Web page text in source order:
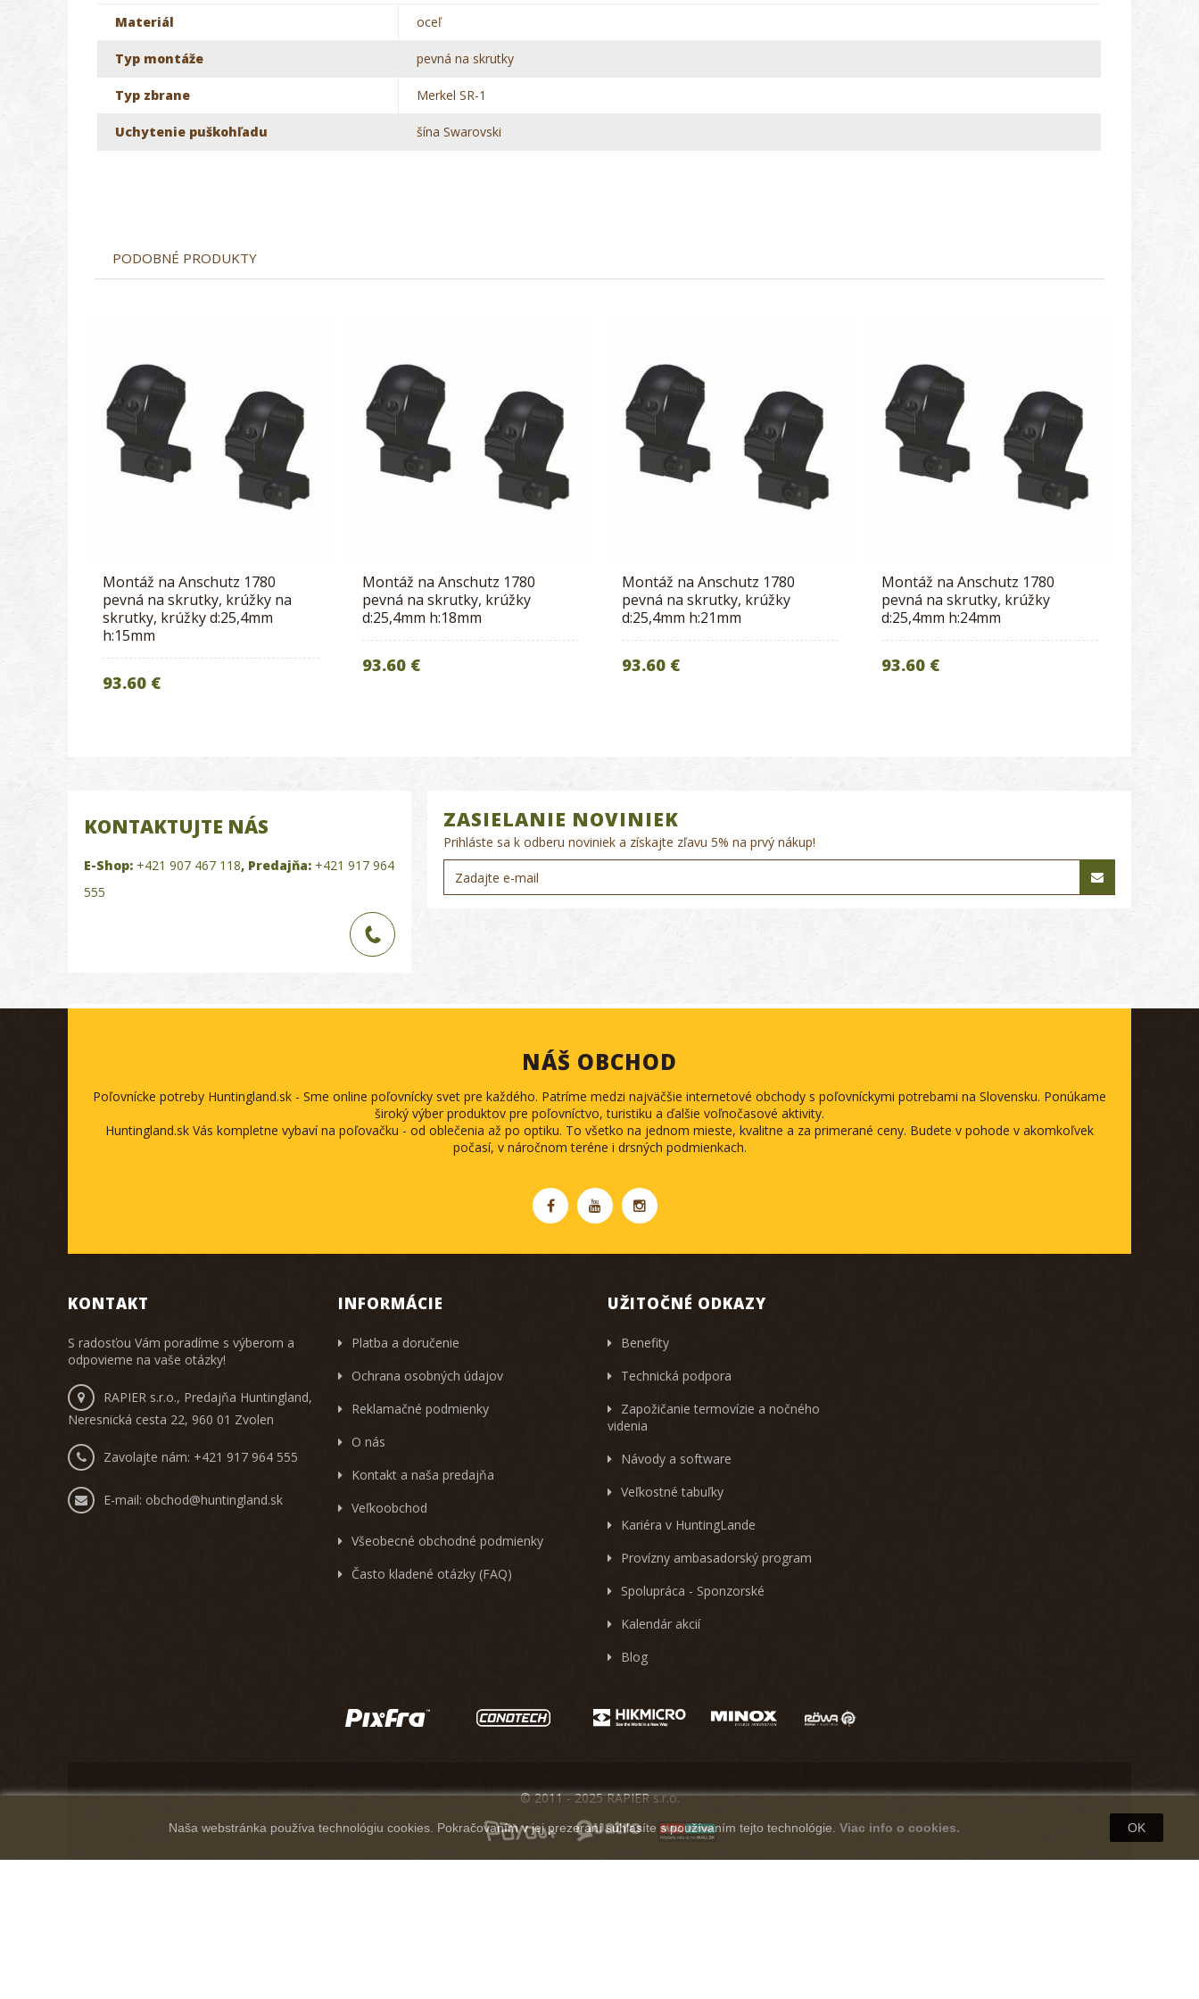
Materiál oceľ
Typ montáže pevná na skrutky
Typ zbrane Merkel SR-1
Uchytenie puškohľadu šína Swarovski
PODOBNÉ PRODUKTY
Montáž na Anschutz 1780
pevná na skrutky, krúžky na
skrutky, krúžky d:25,4mm
h:15mm
93.60 €
Montáž na Anschutz 1780
pevná na skrutky, krúžky
d:25,4mm h:18mm
93.60 €
Montáž na Anschutz 1780
pevná na skrutky, krúžky
d:25,4mm h:21mm
93.60 €
Montáž na Anschutz 1780
pevná na skrutky, krúžky
d:25,4mm h:24mm
93.60 €
KONTAKTUJTE NÁS
E-Shop: +421 907 467 118, Predajňa: +421 917 964
555
ZASIELANIE NOVINIEK
Prihláste sa k odberu noviniek a získajte zľavu 5% na prvý nákup!
NÁŠ OBCHOD
Poľovnícke potreby Huntingland.sk - Sme online poľovnícky svet pre každého. Patríme medzi najväčšie internetové obchody s poľovníckymi potrebami na Slovensku. Ponúkame
široký výber produktov pre poľovníctvo, turistiku a ďalšie voľnočasové aktivity.
Huntingland.sk Vás kompletne vybaví na poľovačku - od oblečenia až po optiku. To všetko na jednom mieste, kvalitne a za primerané ceny. Budete v pohode v akomkoľvek
počasí, v náročnom teréne i drsných podmienkach.
KONTAKT
S radosťou Vám poradíme s výberom a
odpovieme na vaše otázky!
RAPIER s.r.o., Predajňa Huntingland,
Neresnická cesta 22, 960 01 Zvolen
Zavolajte nám: +421 917 964 555
E-mail: obchod@huntingland.sk
INFORMÁCIE
Platba a doručenie
Ochrana osobných údajov
Reklamačné podmienky
O nás
Kontakt a naša predajňa
Veľkoobchod
Všeobecné obchodné podmienky
Často kladené otázky (FAQ)
UŽITOČNÉ ODKAZY
Benefity
Technická podpora
Zapožičanie termovízie a nočného
videnia
Návody a software
Veľkostné tabuľky
Kariéra v HuntingLande
Provízny ambasadorský program
Spolupráca - Sponzorské
Kalendár akcií
Blog
Naša webstránka používa technológiu cookies. Pokračovaním v jej prezeraní súhlasíte s používaním tejto technológie. Viac info o cookies. OK
© 2011 - 2025 RAPIER s.r.o.